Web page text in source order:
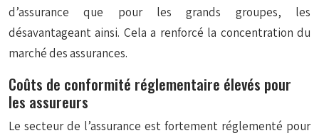
d’assurance que pour les grands groupes, les
désavantageant ainsi. Cela a renforcé la concentration du
marché des assurances.
Coûts de conformité réglementaire élevés pour
les assureurs
Le secteur de l’assurance est fortement réglementé pour